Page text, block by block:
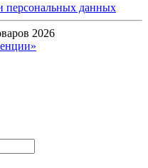
персональных данных
2026